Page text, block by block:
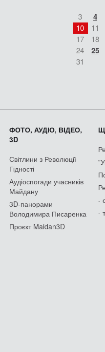
3 4
10
11
17
18
24
25
31
ФОТО, АУДІО, ВІДЕО,
3D
Світлини з Революції
Гідності
Аудіоспогади учасників
Майдану
3D-панорами
Володимира Писаренка
Проєкт Maidan3D
-
-